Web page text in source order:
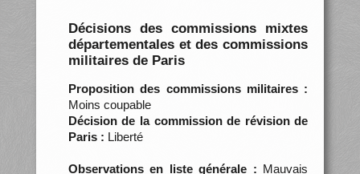
Décisions des commissions mixtes
départementales et des commissions
militaires de Paris
Proposition des commissions militaires :
Moins coupable
Décision de la commission de révision de
Paris : Liberté
Observations en liste générale : Mauvais